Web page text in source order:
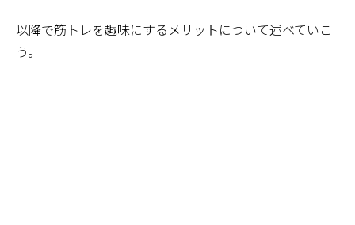
以降で筋トレを趣味にするメリットについて述べていこ
う。